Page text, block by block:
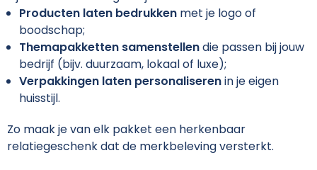
Persoonlijke verzorging
Reisbenodigdheden
Schrijfwaren
Sinterklaas
Koffers en Trolleys
Laptophoezen en tassen
Lunchtassen
Matrozentassen
Trainingspakken
Bodywarmers
Ondergoed en Sokken
Armwarmers
Regenkleding
Sweaters
T-Shirts
Veiligheidssignalering en Verlichting
Sweaters en hoodies
T-Shirts bedrukken
Vesten en fleecevesten
Gilets
Producten laten bedrukken met je logo of
boodschap;
Themapakketten samenstellendie passen bij jouw
bedrijf (bijv. duurzaam, lokaal of luxe);
Verpakkingen laten personaliserenin je eigen
huisstijl.
Zo maak je van elk pakket een herkenbaar
relatiegeschenk dat de merkbeleving versterkt.